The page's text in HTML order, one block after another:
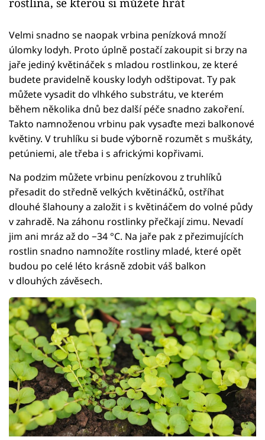
Velmi snadno se naopak vrbina penízková množí
úlomky lodyh. Proto úplně postačí zakoupit si brzy na
jaře jediný květináček s mladou rostlinkou, ze které
budete pravidelně kousky lodyh odštipovat. Ty pak
můžete vysadit do vlhkého substrátu, ve kterém
během několika dnů bez další péče snadno zakoření.
Takto namnoženou vrbinu pak vysaďte mezi balkonové
květiny. V truhlíku si bude výborně rozumět s muškáty,
petúniemi, ale třeba i s africkými kopřivami.
Na podzim můžete vrbinu penízkovou z truhlíků
přesadit do středně velkých květináčků, ostříhat
dlouhé šlahouny a založit i s květináčem do volné půdy
v zahradě. Na záhonu rostlinky přečkají zimu. Nevadí
jim ani mráz až do −34 °C. Na jaře pak z přezimujících
rostlin snadno namnožíte rostliny mladé, které opět
budou po celé léto krásně zdobit váš balkon
v dlouhých závěsech.